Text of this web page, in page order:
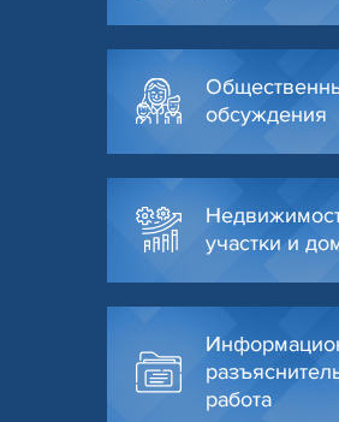
обсуждения
участки и
работа